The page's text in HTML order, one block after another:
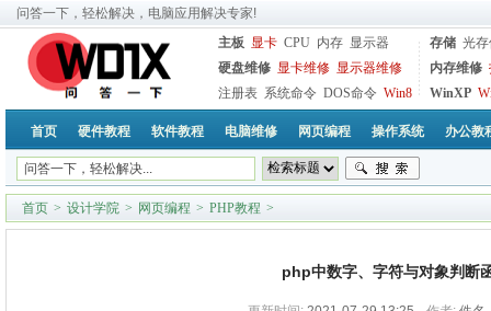
问答一下，轻松解决，电脑应用解决专家!
主板 显卡 CPU 内存 显示器
硬盘维修 显卡维修 显示器维修
注册表 系统命令 DOS命令 Win8
存储 光
内存维修
WinXP
首页 硬件教程 软件教程 电脑维修 网页编程 操作系统 办公教
首页 > 设计学院 > 网页编程 > PHP教程 >
php中数字、字符与对象判断